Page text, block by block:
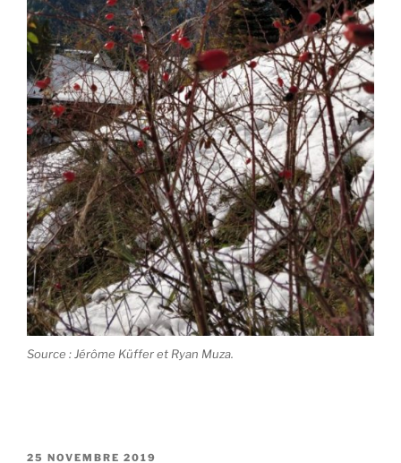
Source : Jérôme Küffer et Ryan Muza.
PUBLIÉ
25 NOVEMBRE 2019